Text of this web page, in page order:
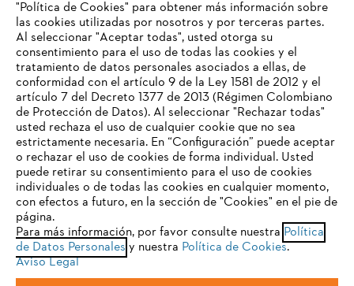
Preguntas frecuentes
Contacto
Política tratamiento de datos personales Aviso legal
Cookies Información legal
TU NAVEGADOR NO ES
COMPATIBLE
El navegador que estás utilizando no es compatible con
nuestra página web. Para que puedas disfrutar de nuestro
contenido, utiliza uno de los siguientes navegadores:
firefox chrome
safari edge
"Política de Cookies" para obtener más información sobre
las cookies utilizadas por nosotros y por terceras partes.
Al seleccionar "Aceptar todas", usted otorga su
consentimiento para el uso de todas las cookies y el
tratamiento de datos personales asociados a ellas, de
conformidad con el artículo 9 de la Ley 1581 de 2012 y el
artículo 7 del Decreto 1377 de 2013 (Régimen Colombiano
de Protección de Datos). Al seleccionar "Rechazar todas"
usted rechaza el uso de cualquier cookie que no sea
estrictamente necesaria. En “Configuración” puede aceptar
o rechazar el uso de cookies de forma individual. Usted
puede retirar su consentimiento para el uso de cookies
individuales o de todas las cookies en cualquier momento,
con efectos a futuro, en la sección de "Cookies" en el pie de
página.
Para más información, por favor consulte nuestra Política
de Datos Personales y nuestra Política de Cookies.
Aviso Legal